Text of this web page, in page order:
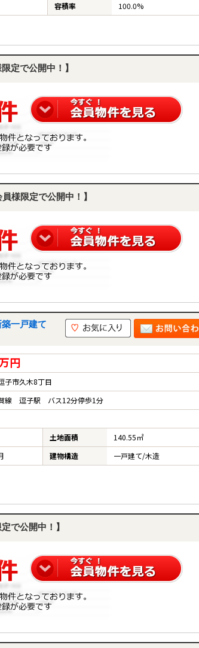
容積率 100.0%
定で公開中！】
様限定で公開中！】
一戸建て
円
子市久木8丁目
線 逗子駅 バス12分停歩1分
土地面積
140.55㎡
建物構造 一戸建て/木造
で公開中！】